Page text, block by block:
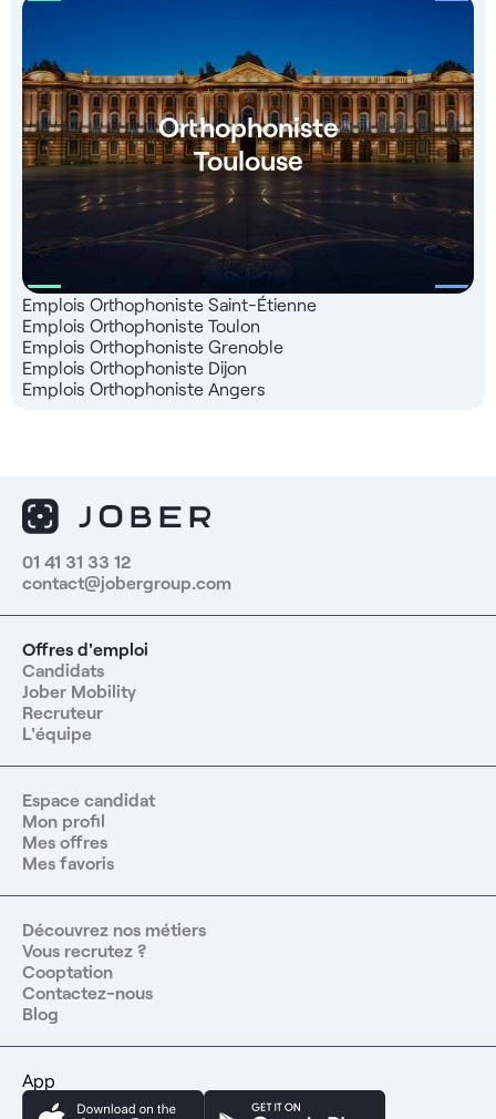
Orthophoniste
Toulouse
Emplois Orthophoniste Saint-Étienne
Emplois Orthophoniste Toulon
Emplois Orthophoniste Grenoble
Emplois Orthophoniste Dijon
Emplois Orthophoniste Angers
01 41 31 33 12
contact@jobergroup.com
Offres d'emploi
Candidats
Jober Mobility
Recruteur
L'équipe
Espace candidat
Mon profil
Mes offres
Mes favoris
Découvrez nos métiers
Vous recrutez ?
Cooptation
Contactez-nous
Blog
App